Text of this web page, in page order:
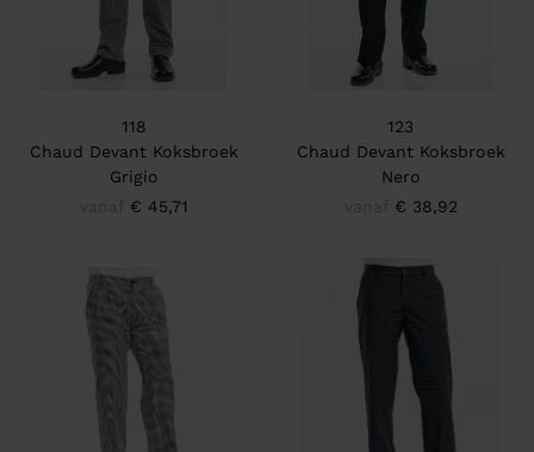
118
Chaud Devant Koksbroek
Grigio
€ 45,71
123
Chaud Devant Koksbroek
Nero
€ 38,92